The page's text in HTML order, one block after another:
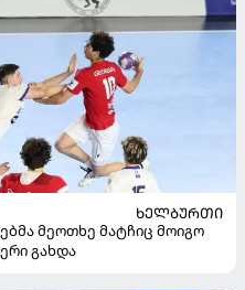
ᲮᲔᲚᲑᲣᲠᲗᲘ
მეოთხე მატჩიც მოიგო
გახდა